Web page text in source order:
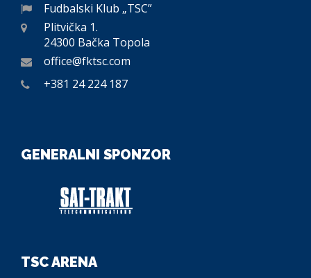
Fudbalski Klub „TSC”
Plitvička 1.
24300 Bačka Topola
office@fktsc.com
+381 24 224 187
GENERALNI SPONZOR
TSC ARENA